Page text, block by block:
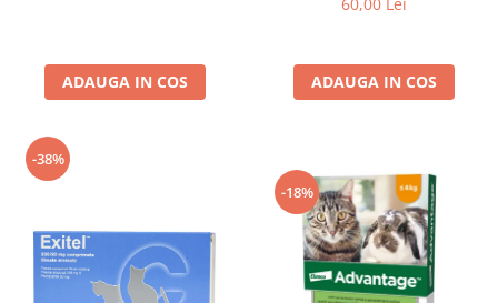
ADAUGA IN COS ADAUGA IN COS
-38%
-18%